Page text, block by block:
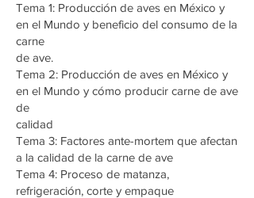
Tema 1: Producción de aves en México y
en el Mundo y beneficio del consumo de la
carne
de ave.
Tema 2: Producción de aves en México y
en el Mundo y cómo producir carne de ave
de
calidad
Tema 3: Factores ante-mortem que afectan
a la calidad de la carne de ave
Tema 4: Proceso de matanza,
refrigeración, corte y empaque